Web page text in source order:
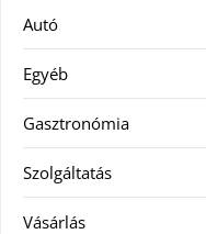
Autó
Egyéb
Gasztronómia
Szolgáltatás
Vásárlás